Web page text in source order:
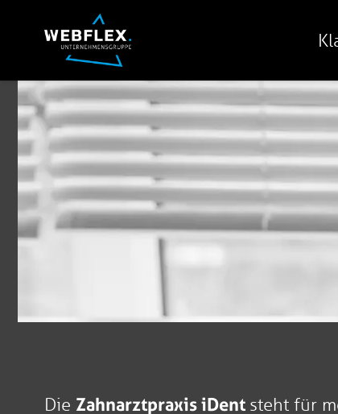
Die Zahnarztpraxis iDent steht für